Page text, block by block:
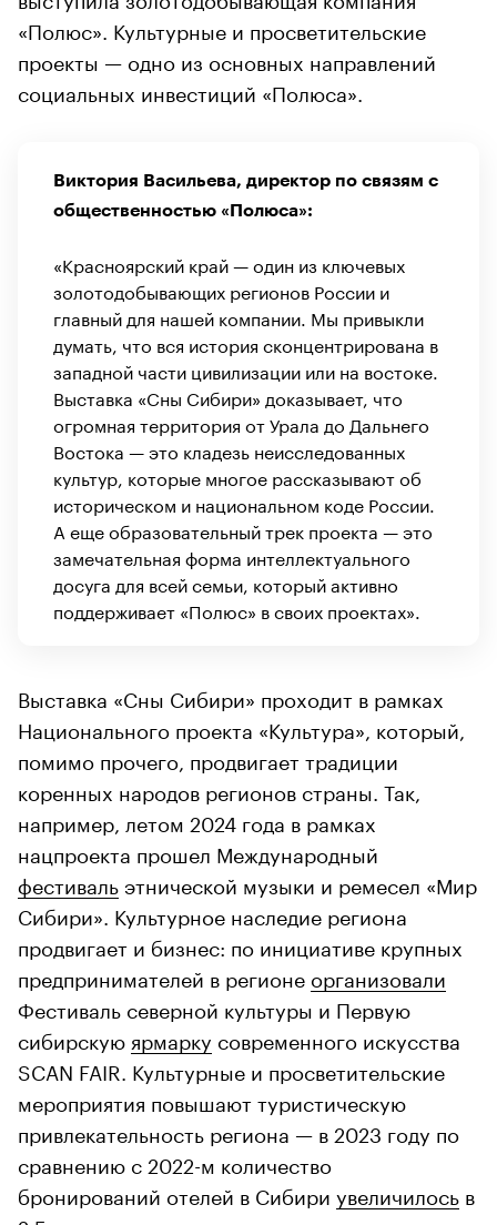
«Полюс». Культурные и просветительские
проекты — одно из основных направлений
социальных инвестиций «Полюса».
Виктория Васильева, директор по связям с
общественностью «Полюса»:
«Красноярский край — один из ключевых
золотодобывающих регионов России и
главный для нашей компании. Мы привыкли
думать, что вся история сконцентрирована в
западной части цивилизации или на востоке.
Выставка «Сны Сибири» доказывает, что
огромная территория от Урала до Дальнего
Востока — это кладезь неисследованных
культур, которые многое рассказывают об
историческом и национальном коде России.
А еще образовательный трек проекта — это
замечательная форма интеллектуального
досуга для всей семьи, который активно
поддерживает «Полюс» в своих проектах».
Выставка «Сны Сибири» проходит в рамках
Национального проекта «Культура», который,
помимо прочего, продвигает традиции
коренных народов регионов страны. Так,
например, летом 2024 года в рамках
нацпроекта прошел Международный
фестивальэтнической музыки и ремесел «Мир
Сибири». Культурное наследие региона
продвигает и бизнес: по инициативе крупных
предпринимателей в регионе организовали
Фестиваль северной культуры и Первую
сибирскую ярмарку современного искусства
SCAN FAIR. Культурные и просветительские
мероприятия повышают туристическую
привлекательность региона — в 2023 году по
сравнению с 2022-м количество
бронирований отелей в Сибири увеличилось в